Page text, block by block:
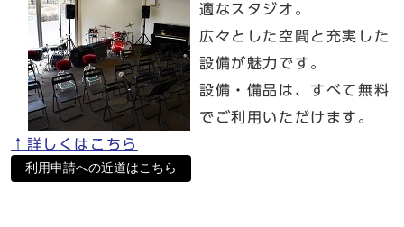
適なスタジオ。
広々とした空間と充実した
設備が魅力です。
設備・備品は、すべて無料
でご利用いただけます。
↑詳しくはこちら
利用申請への近道はこちら